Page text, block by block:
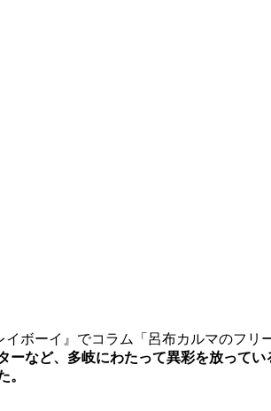
イボーイ』でコラム「呂布カルマのフ
ーなど、多岐にわたって異彩を放ってい
。